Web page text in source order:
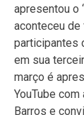
apresentou o
aconteceu de
participantes
em sua
março é
YouTube
Barros e